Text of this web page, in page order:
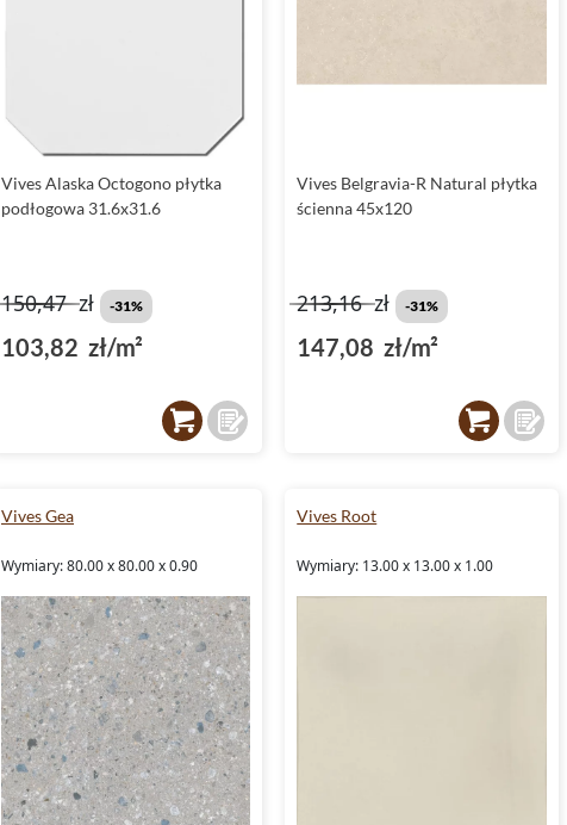
Vives Alaska Octogono płytka
podłogowa 31.6x31.6
150,47zł -31%
103,82 zł/m²
Vives Belgravia-R Natural płytka
ścienna 45x120
213,16zł -31%
147,08 zł/m²
Vives Gea
Wymiary: 80.00 x 80.00 x 0.90
Vives Root
Wymiary: 13.00 x 13.00 x 1.00